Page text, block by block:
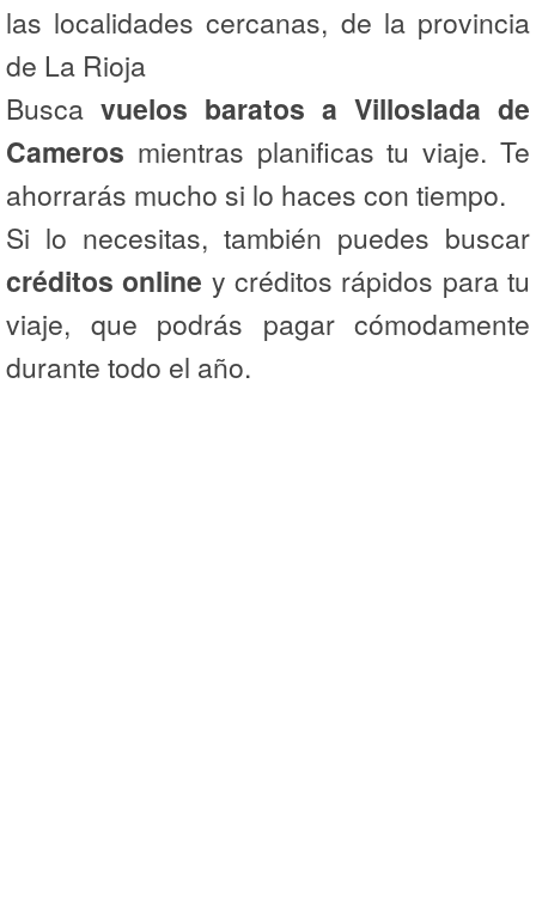
las localidades cercanas, de la provincia
de La Rioja
Busca vuelos baratos a Villoslada de
Cameros mientras planificas tu viaje. Te
ahorrarás mucho si lo haces con tiempo.
Si lo necesitas, también puedes buscar
créditos online y créditos rápidos para tu
viaje, que podrás pagar cómodamente
durante todo el año.